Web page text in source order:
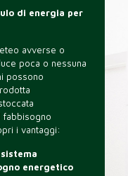
di energia per
avverse o
poca o nessuna
possono
fabbisogno
i vantaggi:
energetico